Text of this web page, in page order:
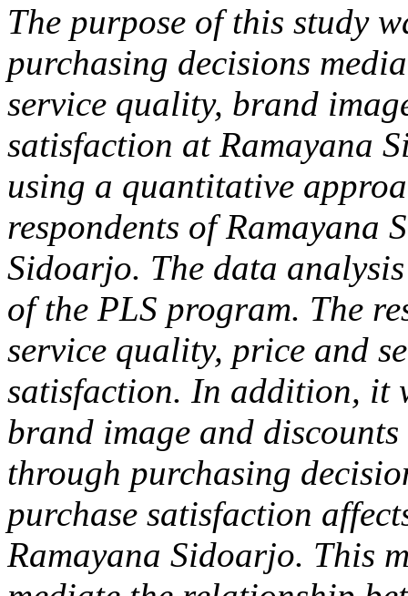
The purpose of this study
purchasing decisions
service quality, brand
satisfaction at Ramayana
using a quantitative
respondents of Ramayana
Sidoarjo. The data
of the PLS program. The
service quality, price and
satisfaction. In addition, it
brand image and
through purchasing
purchase satisfaction
Ramayana Sidoarjo. This